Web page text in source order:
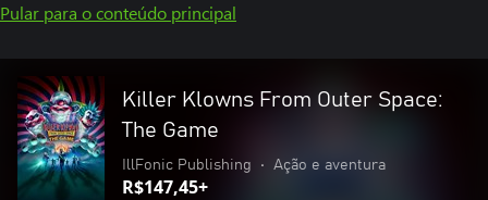
Pular para o conteúdo principal
Killer Klowns From Outer Space:
The Game
IllFonic Publishing • Ação e aventura
R$147,45+